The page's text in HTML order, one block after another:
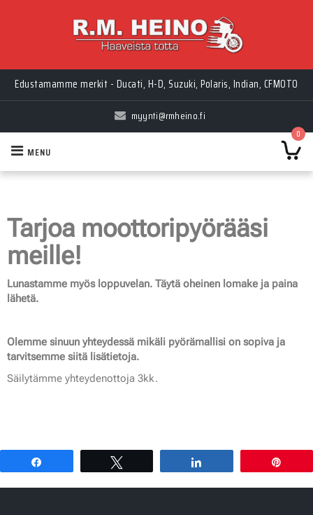
Edustamamme merkit - Ducati, H-D, Suzuki, Polaris, Indian, CFMOTO
myynti@rmheino.fi
0
MENU
Tarjoa moottoripyörääsi
meille!
Lunastamme myös loppuvelan. Täytä oheinen lomake ja paina
lähetä.
Olemme sinuun yhteydessä mikäli pyörämallisi on sopiva ja
tarvitsemme siitä lisätietoja.
Säilytämme yhteydenottoja 3kk.